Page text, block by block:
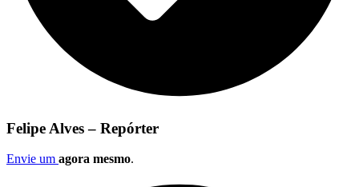
Felipe Alves – Repórter
Envie um agora mesmo.